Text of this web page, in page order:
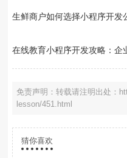
生鲜商户如何选择小程序开发
在线教育小程序开发攻略：企
免责声明：转载请注明出处：
lesson/451.html
猜你喜欢